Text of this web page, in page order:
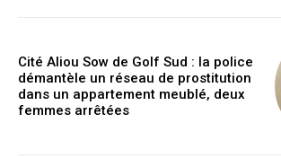
Cité Aliou Sow de Golf Sud : la police
démantèle un réseau de prostitution
dans un appartement meublé, deux
femmes arrêtées